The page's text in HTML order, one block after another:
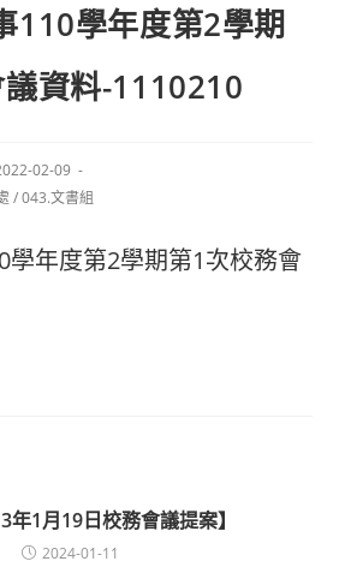
110學年度第2學期
資料-1110210
02-09
/ 043.文書組
學年度第2學期第1次校務會
年1月19日校務會議提案】
2024-01-11